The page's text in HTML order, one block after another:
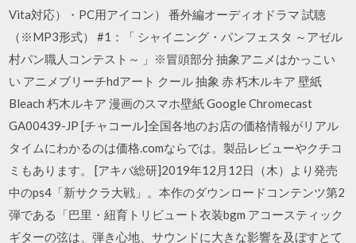
Vita対応）・PC用アイコン） 番外編オーディオドラマ 試聴
（※MP3形式） #1：「 シャイニング・パンフェスタ ～アゼル
村パン職人コンテスト～ 」※冒頭部分 抽象アニメはかっこい
い アニメブリーチhdアート クール 抽象 赤 朽木ルキア 壁紙
Bleach 朽木ルキア 漫画のスマホ壁紙 Google Chromecast
GA00439-JP [チャコール]全国各地のお店の価格情報がリアル
タイムにわかるのは価格.comならでは。製品レビューやクチコ
ミもあります。 [アキバ総研]2019年12月12日（木）より発売
中のps4「新サクラ大戦」。本作のダウンロードコンテンツ第2
弾である「巴里・紐育トリビュート衣装bgm アコースティック
ギターの弦は、弾き心地、サウンドに大きな影響を及ぼすとて